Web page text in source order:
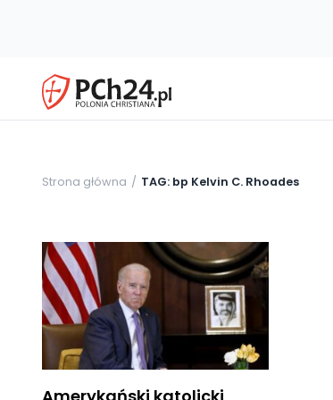
Strona główna TAG: bp Kelvin C. Rhoades